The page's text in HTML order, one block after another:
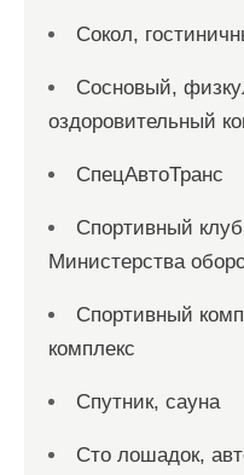
Сокол,
Сосновый,
оздоровительный
СпецАвтоТранс
Спортивный
Министерства
Спортивный
комплекс
Спутник, сауна
Сто лошадок,